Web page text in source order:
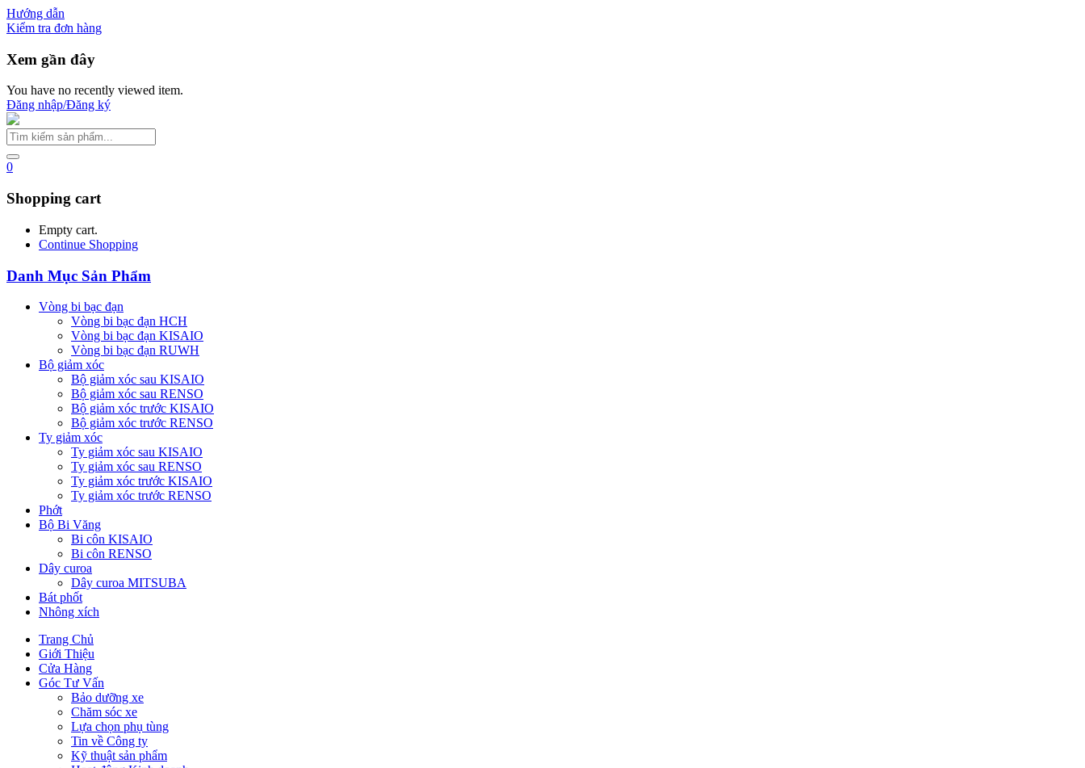
Hướng dẫn
Kiểm tra đơn hàng
Xem gần đây
You have no recently viewed item.
Đăng nhập/Đăng ký
0
Shopping cart
Empty cart.
Continue Shopping
Danh Mục Sản Phẩm
Vòng bi bạc đạn
Vòng bi bạc đạn HCH
Vòng bi bạc đạn KISAIO
Vòng bi bạc đạn RUWH
Bộ giảm xóc
Bộ giảm xóc sau KISAIO
Bộ giảm xóc sau RENSO
Bộ giảm xóc trước KISAIO
Bộ giảm xóc trước RENSO
Ty giảm xóc
Ty giảm xóc sau KISAIO
Ty giảm xóc sau RENSO
Ty giảm xóc trước KISAIO
Ty giảm xóc trước RENSO
Phớt
Bộ Bi Văng
Bi côn KISAIO
Bi côn RENSO
Dây curoa
Dây curoa MITSUBA
Bát phốt
Nhông xích
Trang Chủ
Giới Thiệu
Cửa Hàng
Góc Tư Vấn
Bảo dưỡng xe
Chăm sóc xe
Lựa chọn phụ tùng
Tin về Công ty
Kỹ thuật sản phẩm